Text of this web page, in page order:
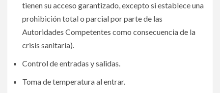
tienen su acceso garantizado, excepto si establece una
prohibición total o parcial por parte de las
Autoridades Competentes como consecuencia de la
crisis sanitaria).
Control de entradas y salidas.
Toma de temperatura al entrar.